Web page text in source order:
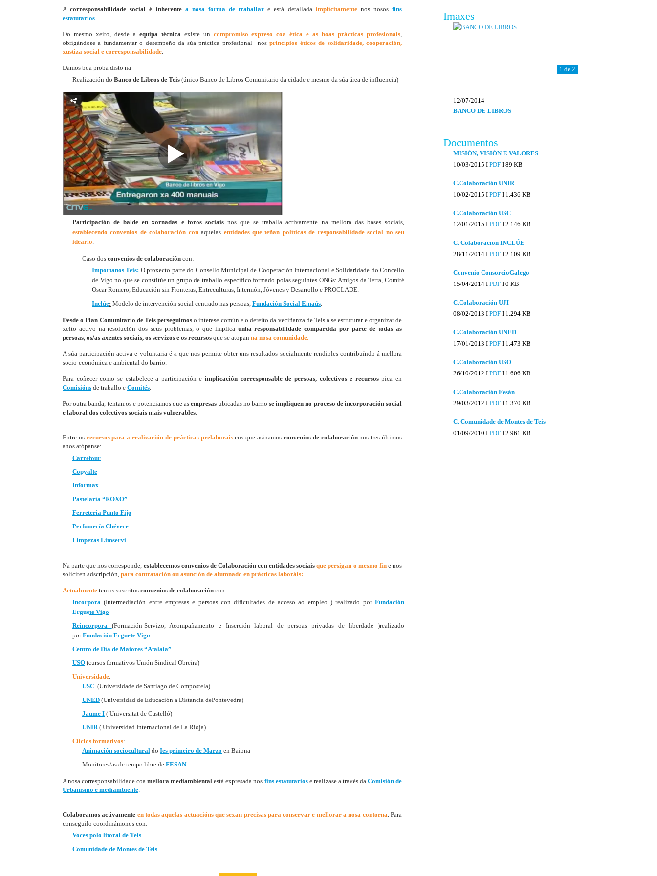
Acorresponsabilidade social é inherente a nosa forma de traballar e está detallada implícitamentenos nosos fins
estatutarios.
Do mesmo xeito, desde a equipa técnica existe un compromiso expreso coa ética e as boas prácticas profesionais,
obrígándose a fundamentar o desempeño da súa práctica profesional nosprincipios éticos de solidaridade, cooperación,
xustiza social e corresponsabilidade.
Damos boa proba disto na
Realización do Banco de Libros de Teis (único Banco de Libros Comunitario da cidade e mesmo da súa área de influencia)
Participación de baldeen xornadas e foros sociais nos que se traballa activamente na mellora das bases sociais,
establecendo convenios de colaboración conaquelas entidades que teñan políticas de responsabilidade social no seu
ideario.
Caso dos convenios de colaboración con:​
​Importanos Teis: O proxecto parte do Consello Municipal de Cooperación Internacional e Solidaridade do Concello
de Vigo no que se constitúe un grupo de traballo específico formado polas seguintes ONGs: Amigos da Terra, Comité
Oscar Romero, Educación sin Fronteras, Entreculturas, Intermón, Jóvenes y Desarrollo e PROCLADE.
Inclúe: Modelo de intervención social centrado nas persoas, Fundación Social Emaús.
Desde o Plan Comunitario de Teis perseguimos o interese común e o dereito da veciñanza de Teis a se estruturar e organizar de
xeito activo na resolución dos seus problemas, o que implica unha responsabilidade compartida por parte de todas as
persoas, os/as axentes sociais, os servizos e os recursos que se atopan na nosa comunidade.
A súa participación activa e voluntaria é a que nos permite obter uns resultados socialmente rendibles contribuíndo á mellora
socio-económica e ambiental do barrio.
Para coñecer como se estabelece a participación e implicación corresponsable de persoas, colectivos e recursospica en
Comisións de traballo e Comités.
Por outra banda, tentamos e potenciamos que asempresas ubicadas no barriose impliquen no proceso de incorporación social
e laboral dos colectivos sociais mais vulnerables.
Entre os recursos para a realización de prácticas prelaboraiscos que asinamos convenios de colaboraciónnos tres últimos
anos atópanse:
Carrefour
Copyalte
Informax
Pastelaría “ROXO”
Ferreteria Punto Fijo
Perfumería Chévere
Limpezas Limservi
Na parte que nos corresponde, establecemos convenios de Colaboración con entidades sociais que persigan o mesmo fine nos
soliciten adscripción, para contratación ou asunción de alumnado en prácticas laboráis:
Actualmente temos suscritos convenios de colaboración con:
Incorpora (Intermediación entre empresas e persoas con dificultades de acceso ao empleo ) realizado por Fundación
Erguete Vigo
Reincorpora (Formación-Servizo, Acompañamento e Inserción laboral de persoas privadas de liberdade )realizado
porFundación Erguete Vigo
Centro de Día de Maiores “Atalaia”
USO (cursos formativos Unión Sindical Obreira)
Universidade:
USC. (Universidade de Santiago de Compostela)
UNED (Universidad de Educación a Distancia dePontevedra)
Jaume I ( Universitat de Castelló)
UNIR( Universidad Internacional de La Rioja)
Ciiclos formativos:
Animación sociocultural do Ies primeiro de Marzo en Baiona
Monitores/as de tempo libre de FESAN
A nosa corresponsabilidade coamellora mediambiental está expresada nos fins estatutariose realízase a través da Comisión de
Urbanísmo e mediambiente:
Colaboramos activamente en todas aquelas actuacións que sexan precisas para conservar e mellorar a nosa contorna. Para
conseguilo coordinámonos con:
Voces polo litoral de Teis
Comunidade de Montes de Teis
Imaxes
1 de 2
12/07/2014
BANCO DE LIBROS
Documentos
MISIÓN, VISIÓN E VALORES
10/03/2015 I PDF I 89 KB
C.Colaboración UNIR
10/02/2015 I PDF I 1.436 KB
C.Colaboración USC
12/01/2015 I PDF I 2.146 KB
C. Colaboración INCLÚE
28/11/2014 I PDF I 2.109 KB
Convenio ConsorcioGalego
15/04/2014 I PDF I 0 KB
C.Colaboración UJI
08/02/2013 I PDF I 1.294 KB
C.Colaboración UNED
17/01/2013 I PDF I 1.473 KB
C.Colaboración USO
26/10/2012 I PDF I 1.606 KB
C.Colaboración Fesán
29/03/2012 I PDF I 1.370 KB
C. Comunidade de Montes de Teis
01/09/2010 I PDF I 2.961 KB